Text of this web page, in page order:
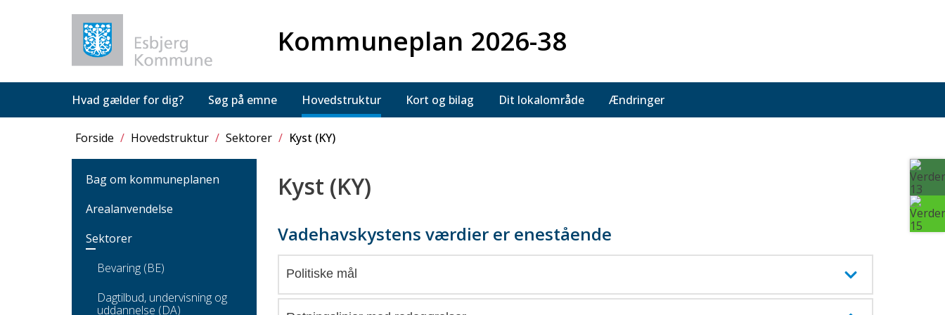
Kommuneplan 2026-38
Hvad gælder for dig? Søg på emne Hovedstruktur Kort og bilag Dit lokalområde Ændringer
Forside / Hovedstruktur / Sektorer / Kyst (KY)
Bag om kommuneplanen
Arealanvendelse
Sektorer
Bevaring (BE)
Dagtilbud, undervisning og
uddannelse (DA)
Kyst (KY)
Vadehavskystens værdier er enestående
Politiske mål